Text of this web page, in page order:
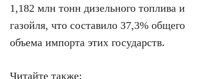
1,182 млн тонн дизельного топлива и
газойля, что составило 37,3% общего
объема импорта этих государств.
Читайте также: